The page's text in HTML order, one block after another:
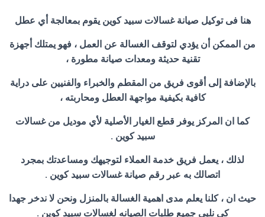
هنا فى توكيل صيانة غسالات سبيد كوين يقوم بمعالجة أي عطل
من الممكن أن يؤدي لتوقف الغسالة عن العمل ، فهو يمتلك أجهزة
تقنية حديثة ومعدات صيانة مطورة ،
بالإضافة إلى أقوى فريق من المقطم والخبراء والفنيين على دراية
كافية بكيفية مواجهة العطل ومحاربته ،
كما ان المركز يوفر قطع الغيار الأصلية لأي موديل من غسالات
سبيد كوين .
لذلك ، يعمل فريق خدمة العملاء لتوجيهك ومساعدتك بمجرد
اتصالك به عبر رقم صيانة غسالات سبيد كوين .
حيث ان ، كلنا يعلم مدى اهمية الغسالة بالمنزل ونحن لا ندخر جهدا
كي نلبي جميع طلبات الصيانه لغسالات سبيد كوين .